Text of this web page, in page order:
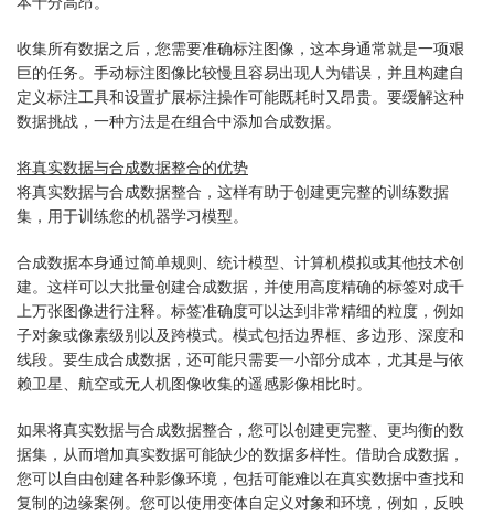
收集所有数据之后，您需要准确标注图像，这本身通常就是一项艰
巨的任务。手动标注图像比较慢且容易出现人为错误，并且构建自
定义标注工具和设置扩展标注操作可能既耗时又昂贵。要缓解这种
数据挑战，一种方法是在组合中添加合成数据。
将真实数据与合成数据整合的优势
将真实数据与合成数据整合，这样有助于创建更完整的训练数据
集，用于训练您的机器学习模型。
合成数据本身通过简单规则、统计模型、计算机模拟或其他技术创
建。这样可以大批量创建合成数据，并使用高度精确的标签对成千
上万张图像进行注释。标签准确度可以达到非常精细的粒度，例如
子对象或像素级别以及跨模式。模式包括边界框、多边形、深度和
线段。要生成合成数据，还可能只需要一小部分成本，尤其是与依
赖卫星、航空或无人机图像收集的遥感影像相比时。
如果将真实数据与合成数据整合，您可以创建更完整、更均衡的数
据集，从而增加真实数据可能缺少的数据多样性。借助合成数据，
您可以自由创建各种影像环境，包括可能难以在真实数据中查找和
复制的边缘案例。您可以使用变体自定义对象和环境，例如，反映